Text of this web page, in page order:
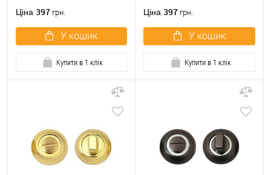
Ціна 397 грн.
У кошик
Купити в 1 клік
Ціна 397 грн.
У кошик
Купити в 1 клік